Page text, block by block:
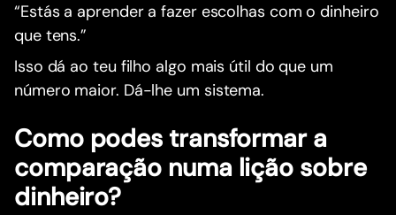
“Estás a aprender a fazer escolhas com o dinheiro
que tens.”
Isso dá ao teu filho algo mais útil do que um
número maior. Dá-lhe um sistema.
Como podes transformar a
comparação numa lição sobre
dinheiro?